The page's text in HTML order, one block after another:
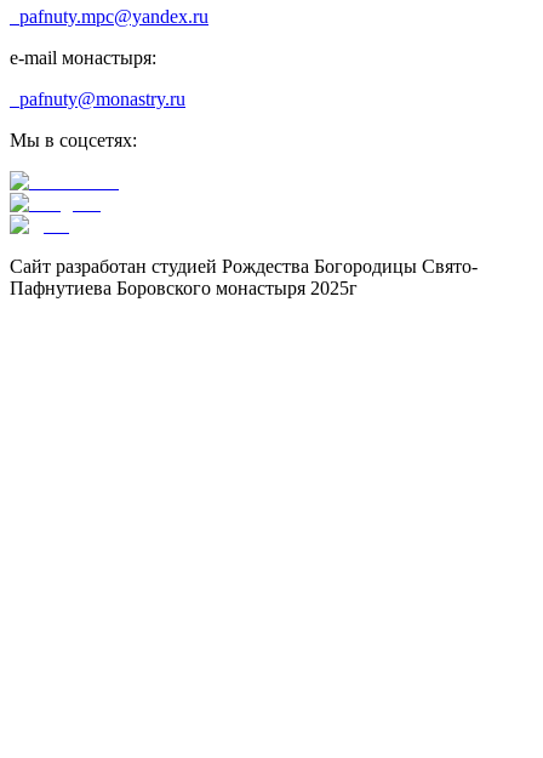
pafnuty.mpc@yandex.ru
e-mail монастыря:
pafnuty@monastry.ru
Мы в соцсетях:
Сайт разработан студией Рождества Богородицы Свято-
Пафнутиева Боровского монастыря 2025г